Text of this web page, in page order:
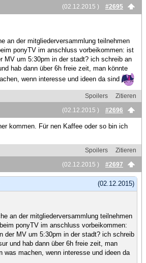
(02.12.2015 )
#2695
an der mitgliederversammlung teilnehmen
ponyTV im anschluss vorbeikommen: ist
MV um 5:30pm in der stadt? ich schreib an
hab dann über 6h freie zeit, man könnte
wenn interesse und ideen da sind
Spoilers
Zitieren
(02.12.2015 )
#2696
kommen. Für nen Kaffee oder so bin ich
Spoilers
Zitieren
(02.12.2015 )
#2697
(02.12.2015)
an der mitgliederversammlung teilnehmen
ponyTV im anschluss vorbeikommen:
der MV um 5:30pm in der stadt? ich schreib
und hab dann über 6h freie zeit, man
was machen, wenn interesse und ideen da